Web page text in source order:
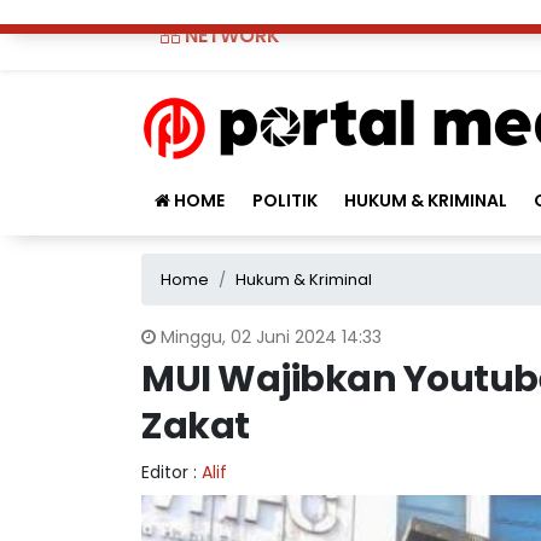
NETWORK
HOME POLITIK HUKUM & KRIMINAL
Home Hukum & Kriminal
Minggu, 02 Juni 2024 14:33
MUI Wajibkan
Zakat
Editor : Alif